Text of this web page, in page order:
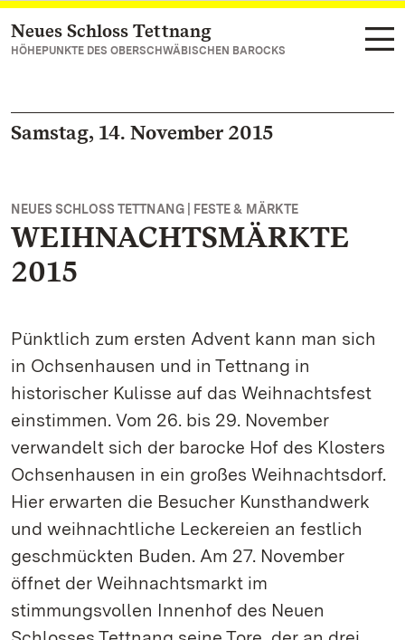
Zum Hauptinhalt springen
Neues Schloss Tettnang
HÖHEPUNKTE DES OBERSCHWÄBISCHEN BAROCKS
Samstag, 14. November 2015
NEUES SCHLOSS TETTNANG | FESTE & MÄRKTE
WEIHNACHTSMÄRKTE
2015
Pünktlich zum ersten Advent kann man sich
in Ochsenhausen und in Tettnang in
historischer Kulisse auf das Weihnachtsfest
einstimmen. Vom 26. bis 29. November
verwandelt sich der barocke Hof des Klosters
Ochsenhausen in ein großes Weihnachtsdorf.
Hier erwarten die Besucher Kunsthandwerk
und weihnachtliche Leckereien an festlich
geschmückten Buden. Am 27. November
öffnet der Weihnachtsmarkt im
stimmungsvollen Innenhof des Neuen